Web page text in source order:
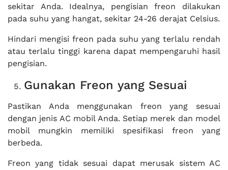
sekitar Anda. Idealnya, pengisian freon dilakukan
pada suhu yang hangat, sekitar 24-26 derajat Celsius.
Hindari mengisi freon pada suhu yang terlalu rendah
atau terlalu tinggi karena dapat mempengaruhi hasil
pengisian.
Gunakan Freon yang Sesuai
Pastikan Anda menggunakan freon yang sesuai
dengan jenis AC mobil Anda. Setiap merek dan model
mobil mungkin memiliki spesifikasi freon yang
berbeda.
Freon yang tidak sesuai dapat merusak sistem AC